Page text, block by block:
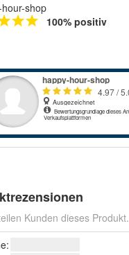
shop
100% positiv
Kunden dieses Produkt.